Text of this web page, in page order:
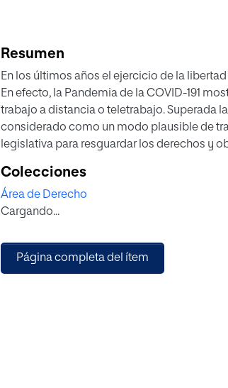
Resumen
En los últimos años el ejercicio de la
En efecto, la Pandemia de la COVID-191
trabajo a distancia o teletrabajo. Superada
considerado como un modo plausible de
legislativa para resguardar los derechos y
presencial. En este contexto uno de los
accidentes ocurridos con ocasión o por
de esta cuestión es el objeto de este texto.
Colecciones
Área de Derecho
Cargando...
Página completa del ítem